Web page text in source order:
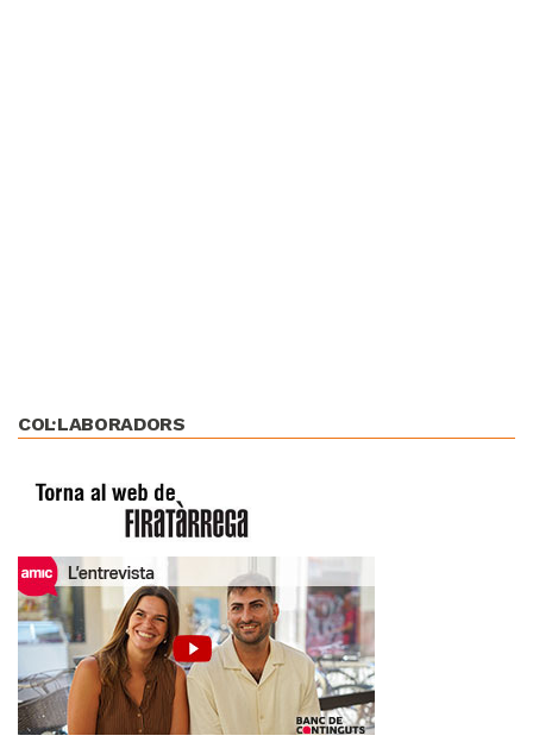
COL·LABORADORS